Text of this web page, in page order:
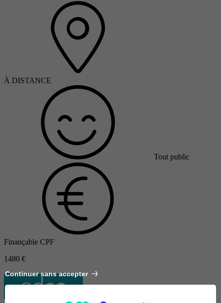
À DISTANCE
Tout public
Finançable CPF
1480 €
Continuer sans accepter